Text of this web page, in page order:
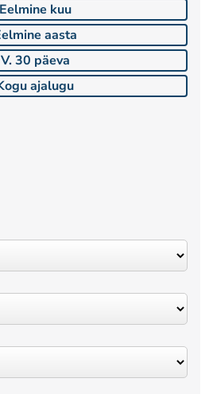
Eelmine kuu
aasta
V. 30 päeva
ajalugu